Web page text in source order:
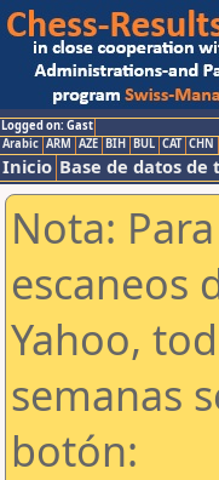
Logged on: Gast
Arabic ARM AZE BIH BUL CAT CHN
Inicio Base de datos de
Nota:
escaneos
Yahoo,
semanas
botón: